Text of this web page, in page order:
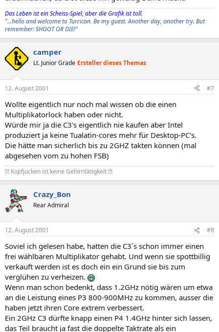
Das Leben ist ein Scheiss-Spiel, aber die Grafik ist toll.
"...hello and welcome to Turrican. Be my guest. Another day, another try. But
remember: SHOOT OR DIE!"
camper
Lt. Junior Grade Ersteller dieses Themas
12. August 2001 #7
Wollte eigentlich nur noch mal wissen ob die einen
Multiplikatorlock haben oder nicht.
Würde mir ja die C3's eigentlich nie kaufen aber Intel
produziert ja keine Tualatin-cores mehr für Desktop-PC's.
Die hätte man sicherlich bis zu 2GHZ takten können (mal
abgesehen vom zu hohen FSB)
!!! Kopfjucken ist keine Gehirntätigkeit !!!
Crazy_Bon
Rear Admiral
12. August 2001 #8
Soviel ich gelesen habe, hatten die C3´s schon immer einen
frei wählbaren Multiplikator gehabt. Und wenn sie spottbillig
verkauft werden ist es doch ein ein Grund sie bis zum
verglühen zu verheizen.
Wenn man schon bedenkt, dass 1.2GHz nötig wären um etwa
an die Leistung eines P3 800-900MHz zu kommen, ausser die
haben jetzt ihren Core extrem verbessert.
Ein 2GHz C3 dürfte knapp einen P4 1.4GHz hinter sich lassen,
das Teil braucht ja fast die doppelte Taktrate als ein